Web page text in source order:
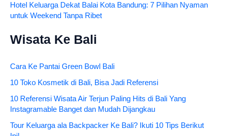
Hotel Keluarga Dekat Balai Kota Bandung: 7 Pilihan Nyaman
untuk Weekend Tanpa Ribet
Wisata Ke Bali
Cara Ke Pantai Green Bowl Bali
10 Toko Kosmetik di Bali, Bisa Jadi Referensi
10 Referensi Wisata Air Terjun Paling Hits di Bali Yang
Instagramable Banget dan Mudah Dijangkau
Tour Keluarga ala Backpacker Ke Bali? Ikuti 10 Tips Berikut